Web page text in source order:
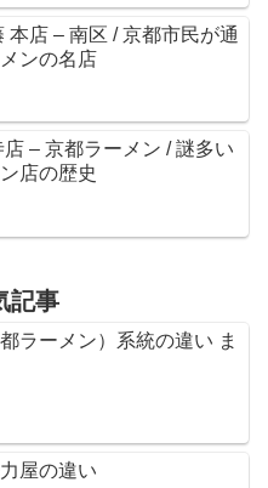
本店 – 南区 / 京都市民が通
ンの名店
– 京都ラーメン / 謎多い
店の歴史
記事
ラーメン）系統の違い ま
屋の違い